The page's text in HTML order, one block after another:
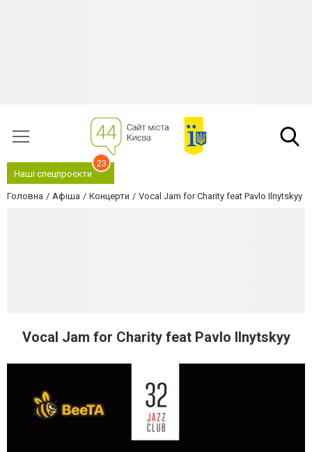
Наші спецпроєкти
23
Головна Афіша Концерти Vocal Jam for Charity feat Pavlo Ilnytskyy
Vocal Jam for Charity feat Pavlo Ilnytskyy